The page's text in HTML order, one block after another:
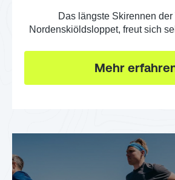
Das längste Skirennen der
Nordenskiöldsloppet, freut sich
Mehr